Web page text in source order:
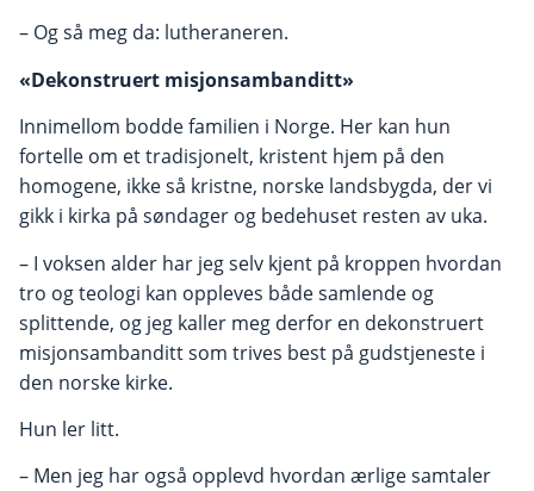
– Og så meg da: lutheraneren.
«Dekonstruert misjonsambanditt»
Innimellom bodde familien i Norge. Her kan hun
fortelle om et tradisjonelt, kristent hjem på den
homogene, ikke så kristne, norske landsbygda, der vi
gikk i kirka på søndager og bedehuset resten av uka.
– I voksen alder har jeg selv kjent på kroppen hvordan
tro og teologi kan oppleves både samlende og
splittende, og jeg kaller meg derfor en dekonstruert
misjonsambanditt som trives best på gudstjeneste i
den norske kirke.
Hun ler litt.
– Men jeg har også opplevd hvordan ærlige samtaler